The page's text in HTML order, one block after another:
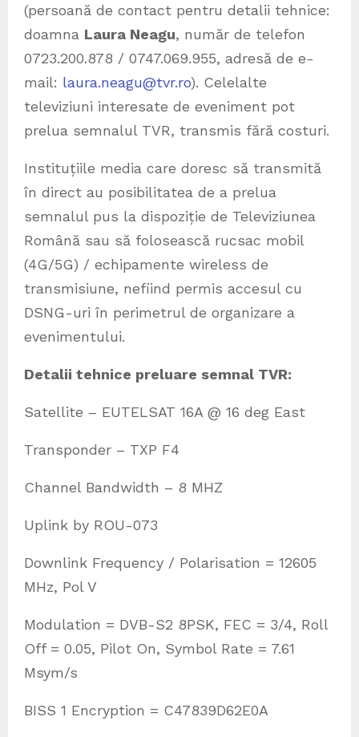
(persoană de contact pentru detalii tehnice:
doamna Laura Neagu, număr de telefon
0723.200.878 / 0747.069.955, adresă de e-
mail: laura.neagu@tvr.ro). Celelalte
televiziuni interesate de eveniment pot
prelua semnalul TVR, transmis fără costuri.
Instituțiile media care doresc să transmită
în direct au posibilitatea de a prelua
semnalul pus la dispoziție de Televiziunea
Română sau să folosească rucsac mobil
(4G/5G) / echipamente wireless de
transmisiune, nefiind permis accesul cu
DSNG-uri în perimetrul de organizare a
evenimentului.
Detalii tehnice preluare semnal TVR:
Satellite – EUTELSAT 16A @ 16 deg East
Transponder – TXP F4
Channel Bandwidth – 8 MHZ
Uplink by ROU-073
Downlink Frequency / Polarisation = 12605
MHz, Pol V
Modulation = DVB-S2 8PSK, FEC = 3/4, Roll
Off = 0.05, Pilot On, Symbol Rate = 7.61
Msym/s
BISS 1 Encryption = C47839D62E0A